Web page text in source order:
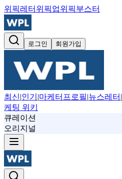
위픽레터 위픽업위픽부스터
로그인 회원가입
최신|인기 |마케터프로필|뉴스레터 |
케팅 위키
큐레이션
오리지널